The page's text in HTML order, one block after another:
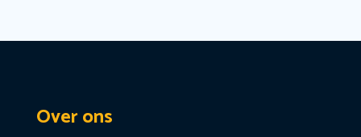
Over ons